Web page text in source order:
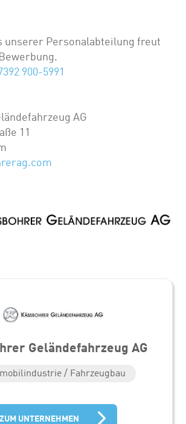
unserer Personalabteilung freut
900-5991
AG
11
Geländefahrzeug AG
/ Fahrzeugbau
ZUM UNTERNEHMEN